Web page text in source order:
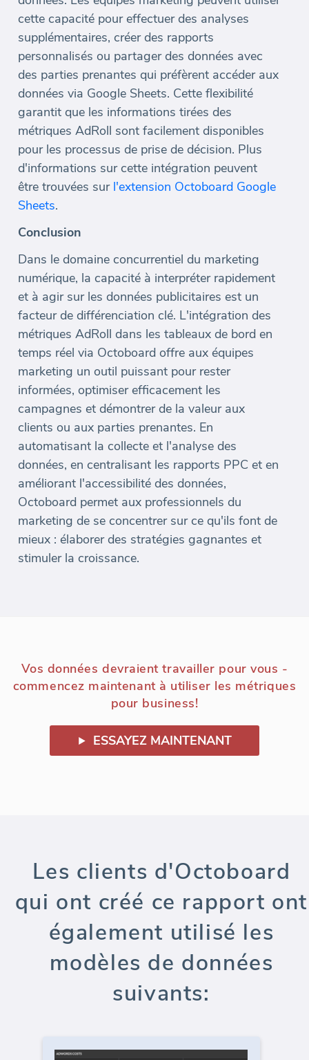
cette capacité pour effectuer des analyses
supplémentaires, créer des rapports
personnalisés ou partager des données avec
des parties prenantes qui préfèrent accéder aux
données via Google Sheets. Cette flexibilité
garantit que les informations tirées des
métriques AdRoll sont facilement disponibles
pour les processus de prise de décision. Plus
d'informations sur cette intégration peuvent
être trouvées sur l'extension Octoboard Google
Sheets.
Conclusion
Dans le domaine concurrentiel du marketing
numérique, la capacité à interpréter rapidement
et à agir sur les données publicitaires est un
facteur de différenciation clé. L'intégration des
métriques AdRoll dans les tableaux de bord en
temps réel via Octoboard offre aux équipes
marketing un outil puissant pour rester
informées, optimiser efficacement les
campagnes et démontrer de la valeur aux
clients ou aux parties prenantes. En
automatisant la collecte et l'analyse des
données, en centralisant les rapports PPC et en
améliorant l'accessibilité des données,
Octoboard permet aux professionnels du
marketing de se concentrer sur ce qu'ils font de
mieux : élaborer des stratégies gagnantes et
stimuler la croissance.
Vos données devraient travailler pour vous -
commencez maintenant à utiliser les métriques
pour business!
ESSAYEZ MAINTENANT
Les clients d'Octoboard
qui ont créé ce rapport ont
également utilisé les
modèles de données
suivants: